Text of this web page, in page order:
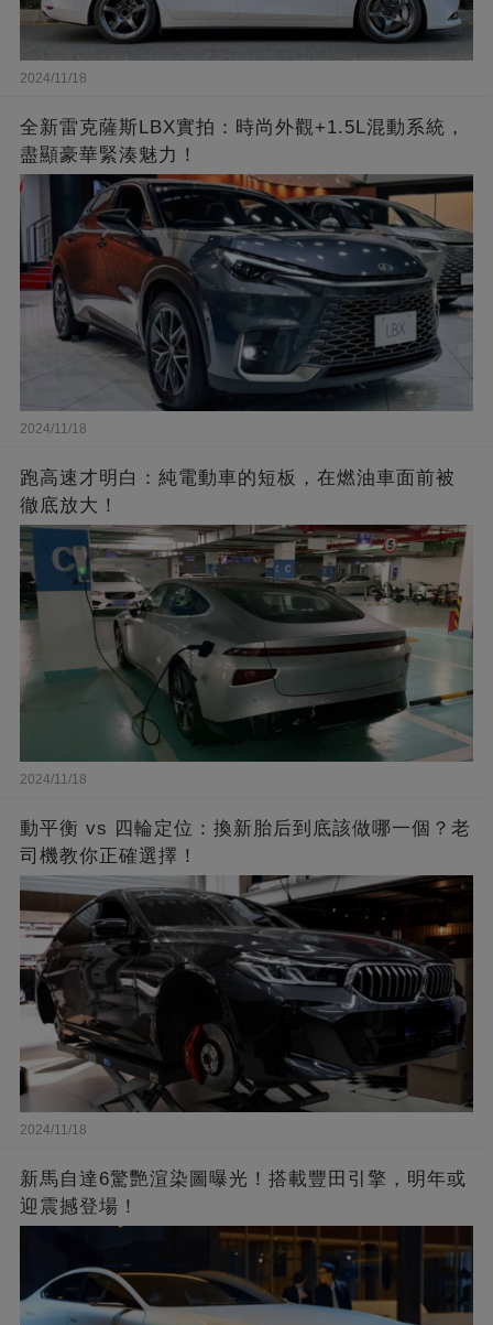
2024/11/18
全新雷克薩斯LBX實拍：時尚外觀+1.5L混動系統，
盡顯豪華緊湊魅力！
2024/11/18
跑高速才明白：純電動車的短板，在燃油車面前被
徹底放大！
2024/11/18
動平衡 vs 四輪定位：換新胎后到底該做哪一個？老
司機教你正確選擇！
2024/11/18
新馬自達6驚艷渲染圖曝光！搭載豐田引擎，明年或
迎震撼登場！